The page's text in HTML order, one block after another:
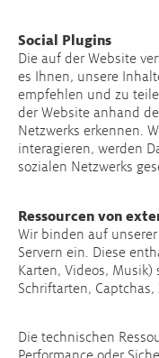
Social Plugins
Die auf der Website
es Ihnen, unsere
empfehlen und zu
der Website anhand
Netzwerks erkennen.
interagieren, werden
sozialen Netzwerks
Ressourcen von
Wir binden auf
Servern ein. Diese
Karten, Videos, Musik)
Schriftarten, Captchas,
Die technischen
Performance oder